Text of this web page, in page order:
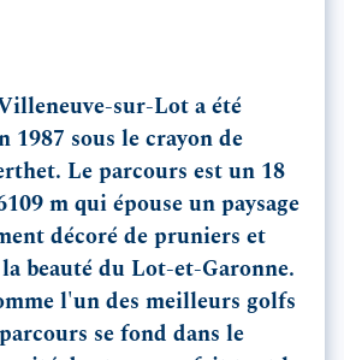
sur-Lot a été
1987 sous le crayon de
Le parcours est un 18
m qui épouse un paysage
décoré de pruniers et
beauté du Lot-et-Garonne.
l'un des meilleurs golfs
se fond dans le